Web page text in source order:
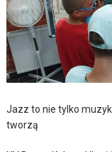
Jazz to nie tylko
tworzą